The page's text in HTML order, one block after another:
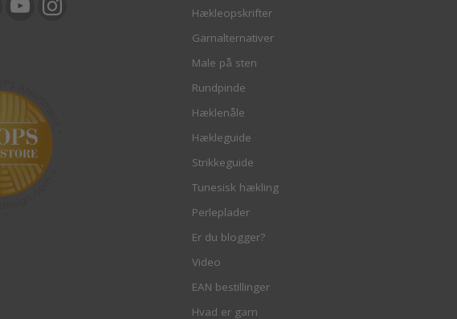
Hækleopskrifter
Garnalternativer
Male på sten
Rundpinde
Hæklenåle
Hækleguide
Strikkeguide
Tunesisk hækling
Perleplader
Er du blogger?
Video
EAN bestillinger
Hvad er garn